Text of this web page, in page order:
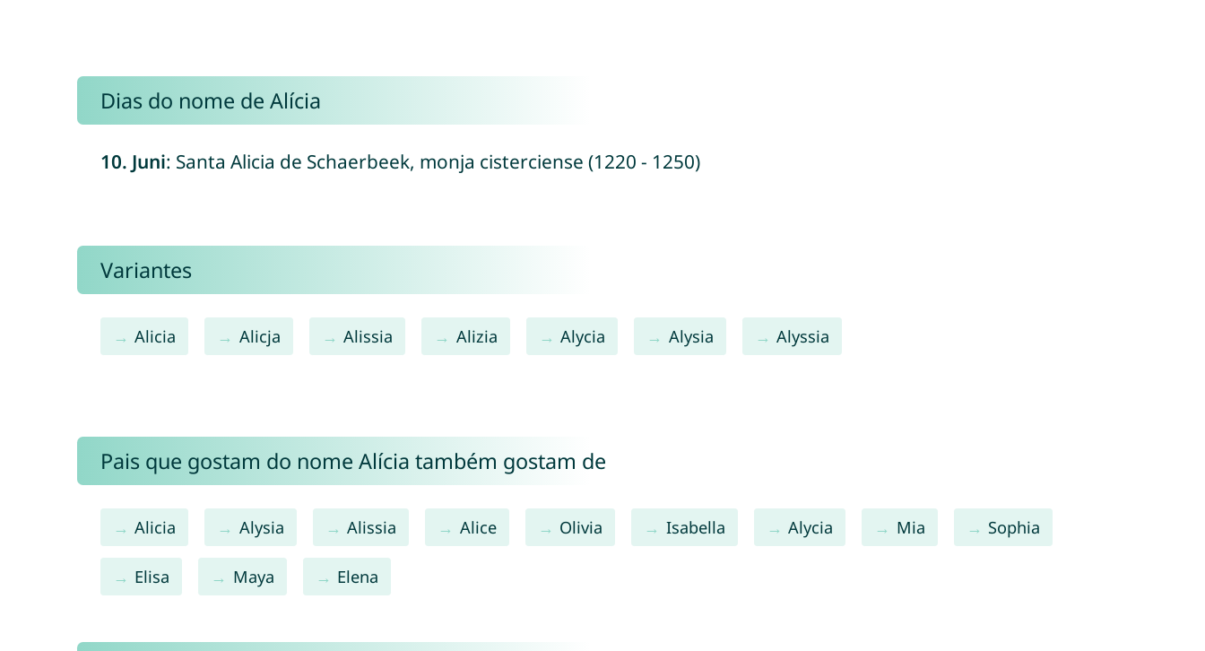
Dias do nome de Alícia
10. Juni: Santa Alicia de Schaerbeek, monja cisterciense (1220 - 1250)
Variantes
Alicia Alicja Alissia Alizia Alycia Alysia Alyssia
Pais que gostam do nome Alícia também gostam de
Alicia Alysia Alissia Alice Olivia Isabella Alycia Mia Sophia
Elisa Maya Elena